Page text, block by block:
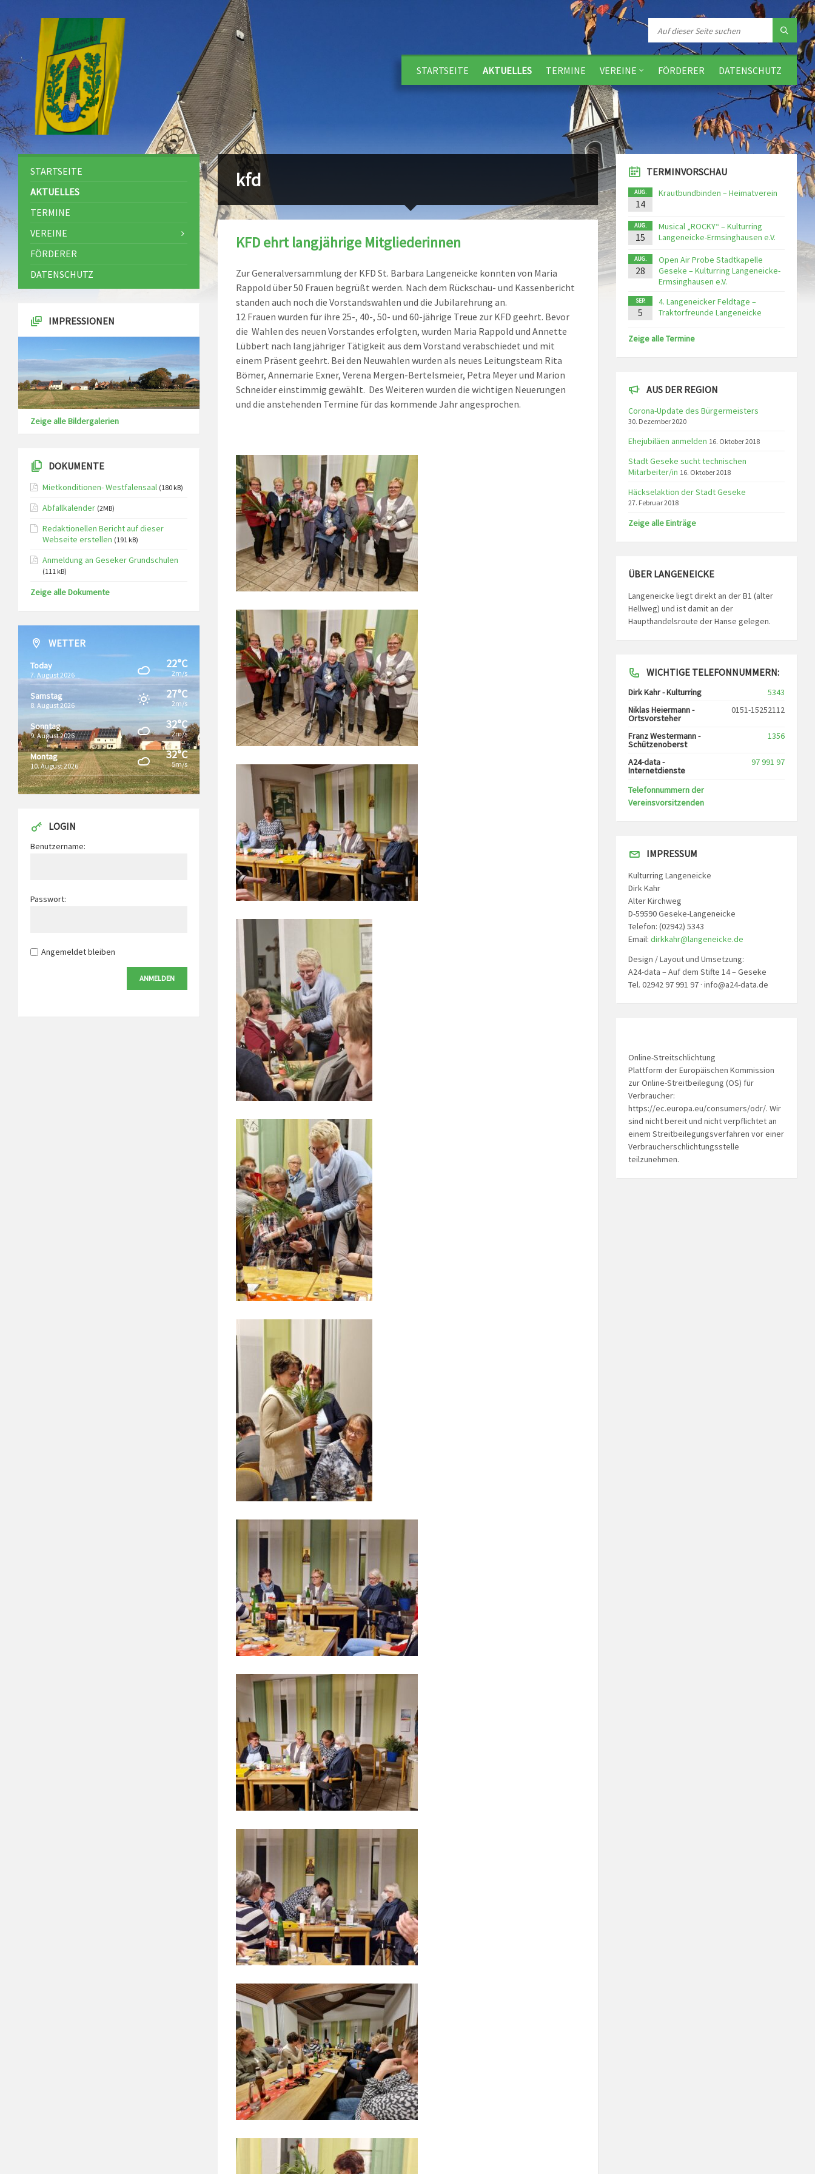
STARTSEITE AKTUELLES TERMINE VEREINE FÖRDERER DATENSCHUTZ
kfd
KFD ehrt langjährige Mitgliederinnen
Zur Generalversammlung der KFD St. Barbara Langeneicke konnten von Maria
Rappold über 50 Frauen begrüßt werden. Nach dem Rückschau- und Kassenbericht
standen auch noch die Vorstandswahlen und die Jubilarehrung an.
12 Frauen wurden für ihre 25-, 40-, 50- und 60-jährige Treue zur KFD geehrt. Bevor
die Wahlen des neuen Vorstandes erfolgten, wurden Maria Rappold und Annette
Lübbert nach langjähriger Tätigkeit aus dem Vorstand verabschiedet und mit
einem Präsent geehrt. Bei den Neuwahlen wurden als neues Leitungsteam Rita
Bömer, Annemarie Exner, Verena Mergen-Bertelsmeier, Petra Meyer und Marion
Schneider einstimmig gewählt. Des Weiteren wurden die wichtigen Neuerungen
und die anstehenden Termine für das kommende Jahr angesprochen.
STARTSEITE
AKTUELLES
TERMINE
VEREINE
FÖRDERER
DATENSCHUTZ
IMPRESSIONEN
Zeige alle Bildergalerien
DOKUMENTE
Mietkonditionen- Westfalensaal (180 kB)
Abfallkalender (2MB)
Redaktionellen Bericht auf dieser
Webseite erstellen (191 kB)
Anmeldung an Geseker Grundschulen
(111 kB)
Zeige alle Dokumente
WETTER
Today
7. August 2026
22°C
2m/s
Samstag
8. August 2026
27°C
2m/s
Sonntag
9. August 2026
32°C
2m/s
Montag
10. August 2026
32°C
5m/s
LOGIN
Benutzername:
Passwort:
Angemeldet bleiben
ANMELDEN
TERMINVORSCHAU
AUG.
14
Krautbundbinden – Heimatverein
AUG.
15
Musical „ROCKY“ – Kulturring
Langeneicke-Ermsinghausen e.V.
AUG.
28
Open Air Probe Stadtkapelle
Geseke – Kulturring Langeneicke-
Ermsinghausen e.V.
SEP.
5
4. Langeneicker Feldtage –
Traktorfreunde Langeneicke
Zeige alle Termine
AUS DER REGION
Corona-Update des Bürgermeisters
30. Dezember 2020
Ehejubiläen anmelden 16. Oktober 2018
Stadt Geseke sucht technischen
Mitarbeiter/in 16. Oktober 2018
Häckselaktion der Stadt Geseke
27. Februar 2018
Zeige alle Einträge
ÜBER LANGENEICKE
Langeneicke liegt direkt an der B1 (alter
Hellweg) und ist damit an der
Haupthandelsroute der Hanse gelegen.
WICHTIGE TELEFONNUMMERN:
Dirk Kahr - Kulturring
5343
Niklas Heiermann -
Ortsvorsteher
0151-15252112
Franz Westermann -
Schützenoberst
1356
A24-data -
Internetdienste
97 991 97
Telefonnummern der
Vereinsvorsitzenden
IMPRESSUM
Kulturring Langeneicke
Dirk Kahr
Alter Kirchweg
D-59590 Geseke-Langeneicke
Telefon: (02942) 5343
Email: dirkkahr@langeneicke.de
Design / Layout und Umsetzung:
A24-data – Auf dem Stifte 14 – Geseke
Tel. 02942 97 991 97 · info@a24-data.de
Online-Streitschlichtung
Plattform der Europäischen Kommission
zur Online-Streitbeilegung (OS) für
Verbraucher:
https://ec.europa.eu/consumers/odr/. Wir
sind nicht bereit und nicht verpflichtet an
einem Streitbeilegungsverfahren vor einer
Verbraucherschlichtungsstelle
teilzunehmen.